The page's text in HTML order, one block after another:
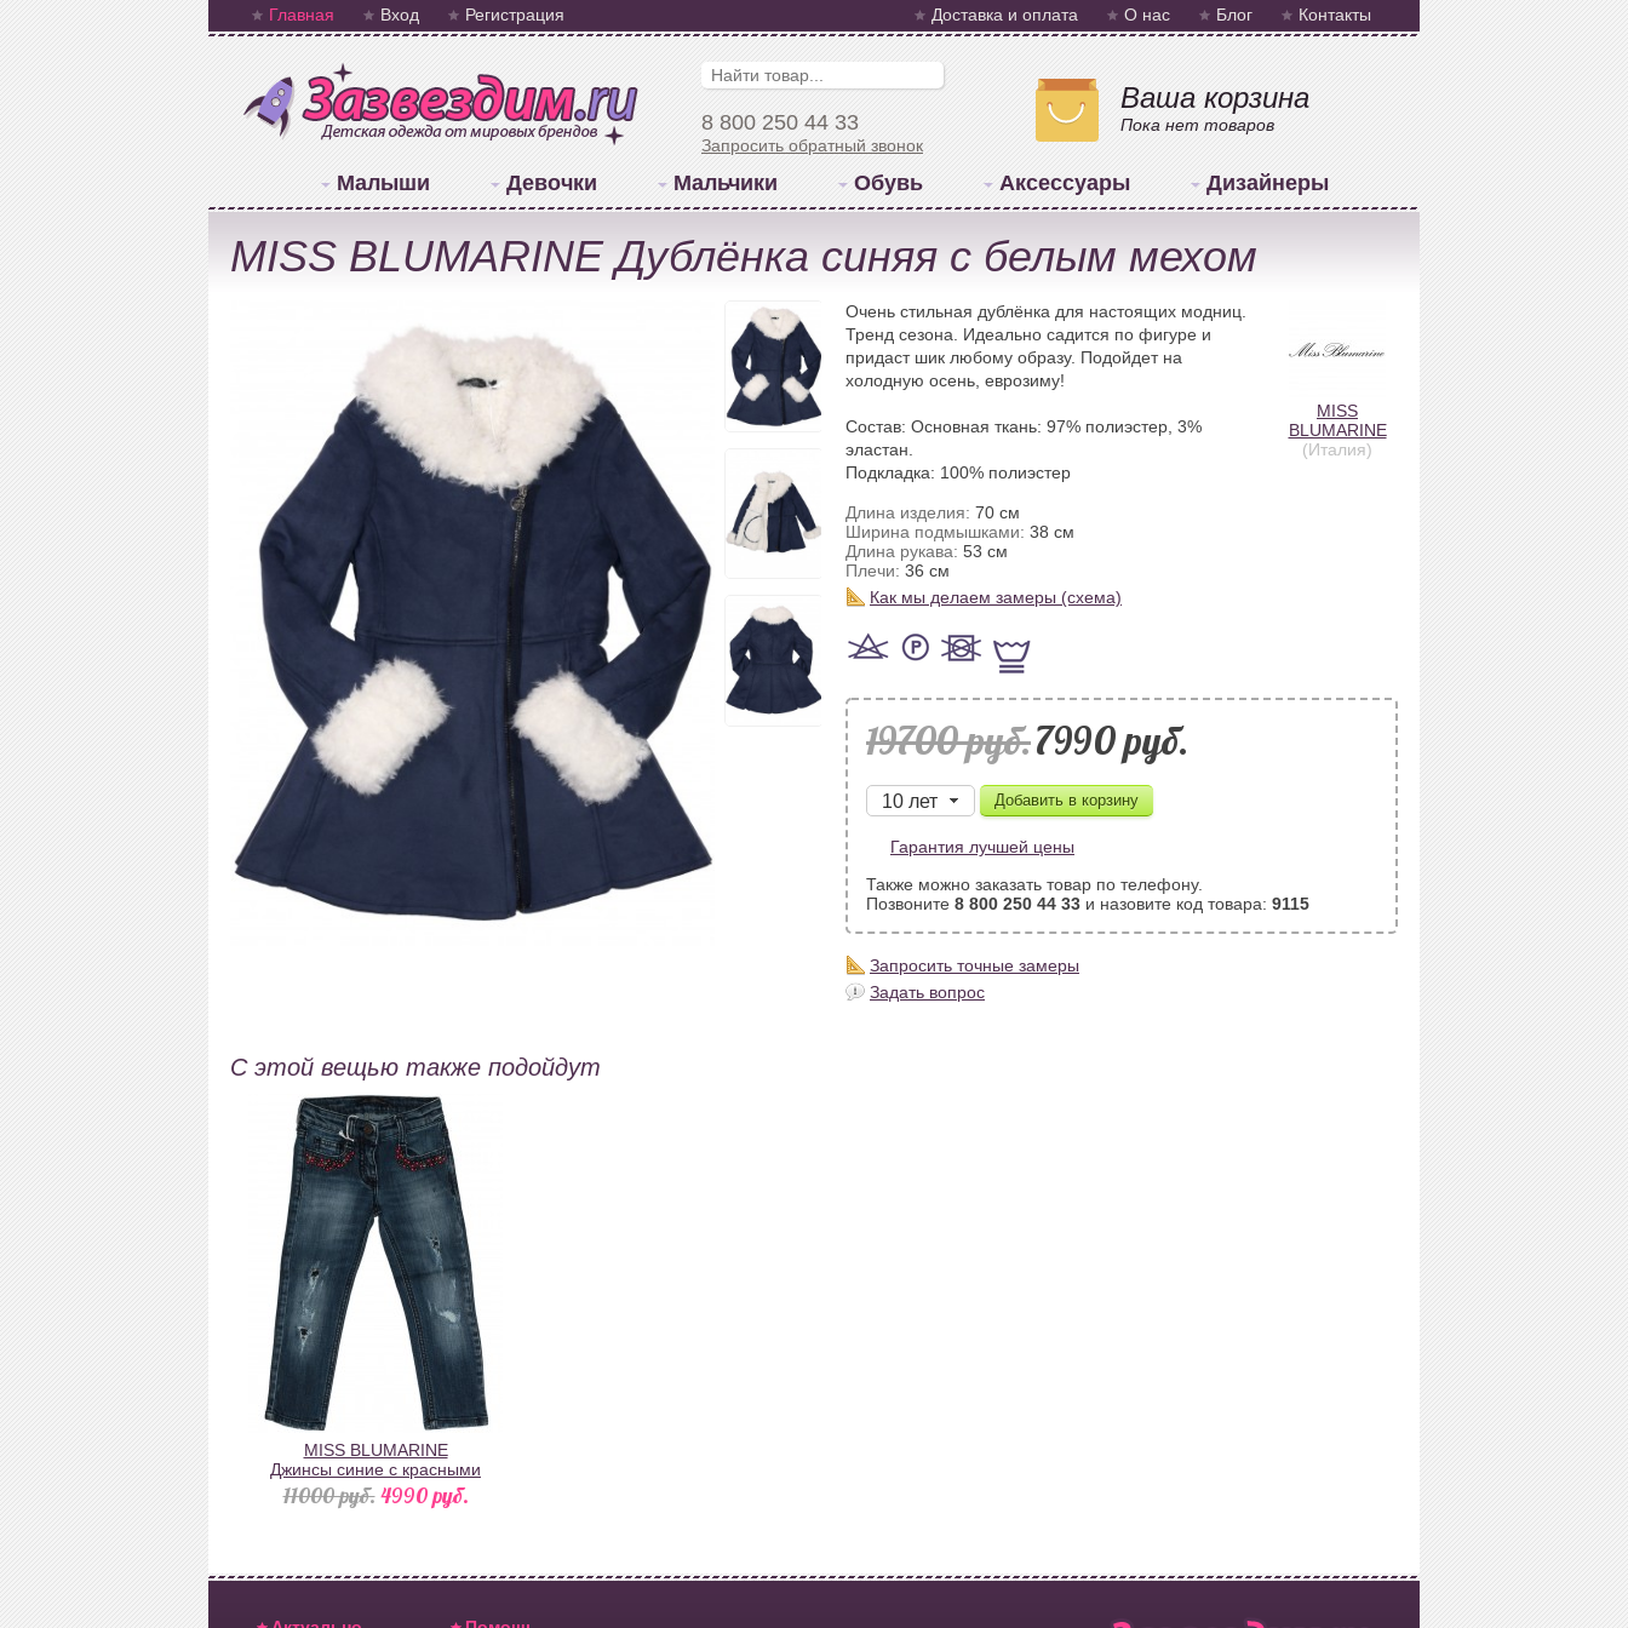
Главная Вход Регистрация Доставка и оплата О нас Блог Контакты
Ваша корзина
Пока нет товаров
8 800 250 44 33
Запросить обратный звонок
Малыши Девочки Мальчики Обувь Аксессуары Дизайнеры
MISS BLUMARINE Дублёнка синяя с белым мехом
MISS
BLUMARINE
(Италия)
Очень стильная дублёнка для настоящих модниц.
Тренд сезона. Идеально садится по фигуре и
придаст шик любому образу. Подойдет на
холодную осень, еврозиму!
Состав: Основная ткань: 97% полиэстер, 3%
эластан.
Подкладка: 100% полиэстер
Длина изделия: 70 см
Ширина подмышками: 38 см
Длина рукава: 53 см
Плечи: 36 см
Как мы делаем замеры (схема)
19700 pуб.7990 pуб.
Гарантия лучшей цены
Также можно заказать товар по телефону.
Позвоните 8 800 250 44 33 и назовите код товара: 9115
Запросить точные замеры
Задать вопрос
С этой вещью также подойдут
MISS BLUMARINE
Джинсы синие с красными
стразами на карманах
11000 pуб.4990 pуб.